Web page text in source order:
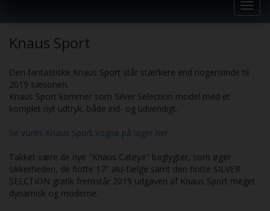
Knaus Sport
Den fantastiske Knaus Sport står stærkere end nogensinde til
2019 sæsonen.
Knaus Sport kommer som Silver Selection model med et
komplet nyt udtryk, både ind- og udvendigt.
Se vores Knaus Sport vogne på lager her
Takket være de nye "Knaus Cateye" baglygter, som øger
sikkerheden, de flotte 17" alu-fælge samt den flotte SILVER
SELCTION grafik fremstår 2019 udgaven af Knaus Sport meget
dynamisk og moderne.